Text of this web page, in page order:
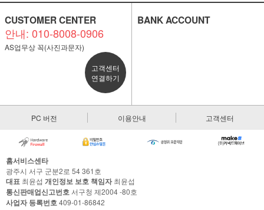
CUSTOMER CENTER
안내: 010-8008-0906
AS업무상 꼭(사진과문자)
고객센터
연결하기
BANK ACCOUNT
PC 버전 이용안내 고객센터
홈서비스센타
광주시 서구 군분2로 54 361호
대표 최윤섭 개인정보 보호 책임자최윤섭
통신판매업신고번호 서구청 제2004 -80호
사업자 등록번호409-01-86842